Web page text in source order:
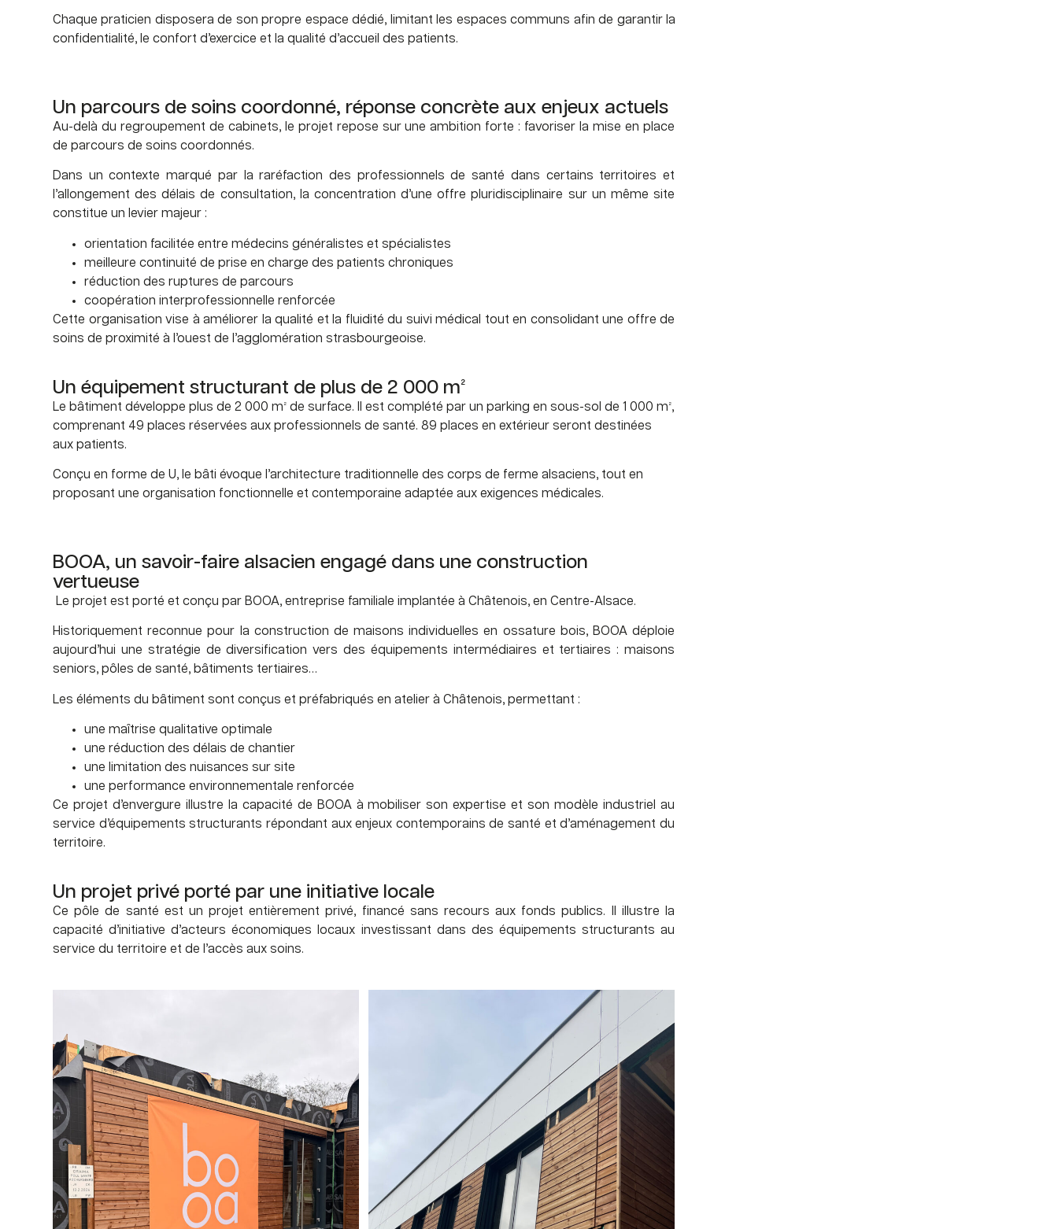
Chaque praticien disposera de son propre espace dédié, limitant les espaces communs afin de garantir la
confidentialité, le confort d’exercice et la qualité d’accueil des patients.
Un parcours de soins coordonné, réponse concrète aux enjeux actuels
Au-delà du regroupement de cabinets, le projet repose sur une ambition forte : favoriser la mise en place
de parcours de soins coordonnés.
Dans un contexte marqué par la raréfaction des professionnels de santé dans certains territoires et
l’allongement des délais de consultation, la concentration d’une offre pluridisciplinaire sur un même site
constitue un levier majeur :
orientation facilitée entre médecins généralistes et spécialistes
meilleure continuité de prise en charge des patients chroniques
réduction des ruptures de parcours
coopération interprofessionnelle renforcée
Cette organisation vise à améliorer la qualité et la fluidité du suivi médical tout en consolidant une offre de
soins de proximité à l’ouest de l’agglomération strasbourgeoise.
Un équipement structurant de plus de 2 000 m²
Le bâtiment développe plus de 2 000 m² de surface. Il est complété par un parking en sous-sol de 1 000 m²,
comprenant 49 places réservées aux professionnels de santé. 89 places en extérieur seront destinées
aux patients.
Conçu en forme de U, le bâti évoque l’architecture traditionnelle des corps de ferme alsaciens, tout en
proposant une organisation fonctionnelle et contemporaine adaptée aux exigences médicales.
BOOA, un savoir-faire alsacien engagé dans une construction
vertueuse
Le projet est porté et conçu par BOOA, entreprise familiale implantée à Châtenois, en Centre-Alsace.
Historiquement reconnue pour la construction de maisons individuelles en ossature bois, BOOA déploie
aujourd’hui une stratégie de diversification vers des équipements intermédiaires et tertiaires : maisons
seniors, pôles de santé, bâtiments tertiaires…
Les éléments du bâtiment sont conçus et préfabriqués en atelier à Châtenois, permettant :
une maîtrise qualitative optimale
une réduction des délais de chantier
une limitation des nuisances sur site
une performance environnementale renforcée
Ce projet d’envergure illustre la capacité de BOOA à mobiliser son expertise et son modèle industriel au
service d’équipements structurants répondant aux enjeux contemporains de santé et d’aménagement du
territoire.
Un projet privé porté par une initiative locale
Ce pôle de santé est un projet entièrement privé, financé sans recours aux fonds publics. Il illustre la
capacité d’initiative d’acteurs économiques locaux investissant dans des équipements structurants au
service du territoire et de l’accès aux soins.